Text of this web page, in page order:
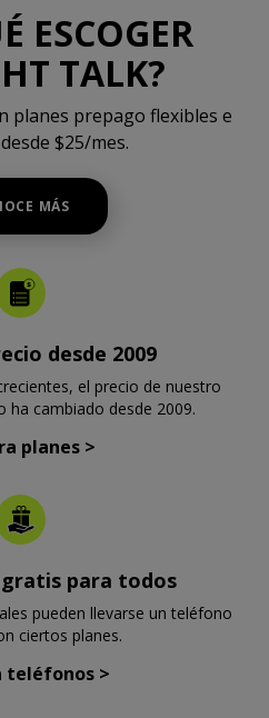
ESCOGER
TALK?
planes prepago flexibles e
$25/mes.
MÁS
desde 2009
el precio de nuestro
ha cambiado desde 2009.
planes >
para todos
pueden llevarse un teléfono
ciertos planes.
teléfonos >